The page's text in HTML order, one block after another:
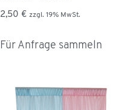
2,50 € zzgl. 19% MwSt.
Für Anfrage sammeln